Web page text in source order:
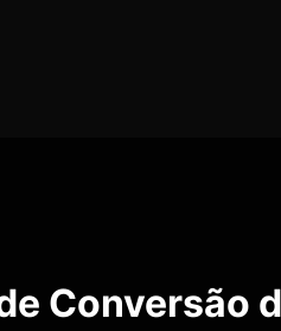
Conversão